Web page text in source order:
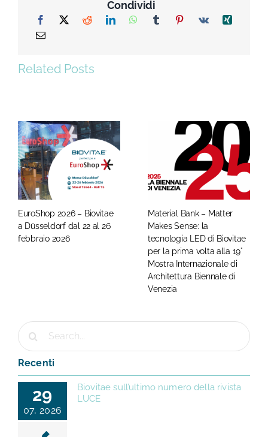
Condividi
Related Posts
EuroShop 2026 – Biovitae
a Düsseldorf dal 22 al 26
febbraio 2026
Material Bank – Matter
Makes Sense: la
tecnologia LED di Biovitae
per la prima volta alla 19°
Mostra Internazionale di
Architettura Biennale di
Venezia
Cerca
per:
Recenti
29
07, 2026
Biovitae sull’ultimo numero della rivista
LUCE